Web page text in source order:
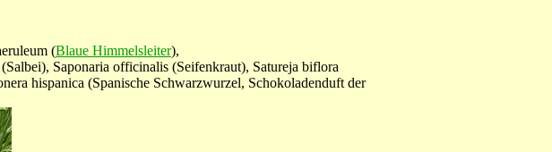
(Blaue Himmelsleiter),
(Salbei), Saponaria officinalis (Seifenkraut), Satureja biflora
hispanica (Spanische Schwarzwurzel, Schokoladenduft der